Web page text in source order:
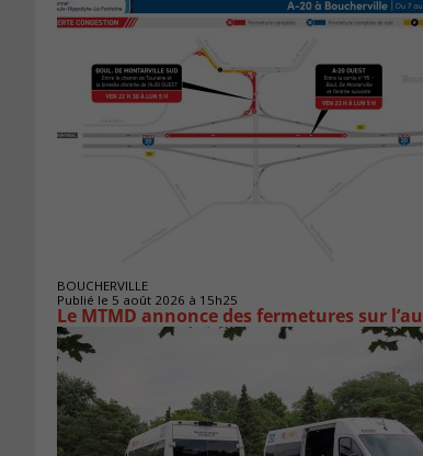
BOUCHERVILLE
Publié le 5 août 2026 à 15h25
Le MTMD annonce des fermetures sur